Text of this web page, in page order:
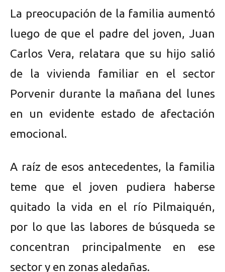
La preocupación de la familia aumentó
luego de que el padre del joven, Juan
Carlos Vera, relatara que su hijo salió
de la vivienda familiar en el sector
Porvenir durante la mañana del lunes
en un evidente estado de afectación
emocional.
A raíz de esos antecedentes, la familia
teme que el joven pudiera haberse
quitado la vida en el río Pilmaiquén,
por lo que las labores de búsqueda se
concentran principalmente en ese
sector y en zonas aledañas.